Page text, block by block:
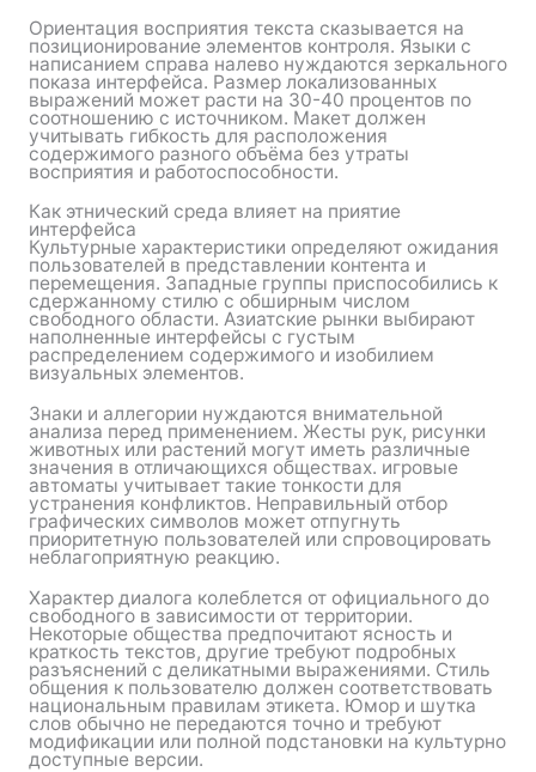
Ориентация восприятия текста сказывается на
позиционирование элементов контроля. Языки с
написанием справа налево нуждаются зеркального
показа интерфейса. Размер локализованных
выражений может расти на 30-40 процентов по
соотношению с источником. Макет должен
учитывать гибкость для расположения
содержимого разного объёма без утраты
восприятия и работоспособности.
Как этнический среда влияет на приятие
интерфейса
Культурные характеристики определяют ожидания
пользователей в представлении контента и
перемещения. Западные группы приспособились к
сдержанному стилю с обширным числом
свободного области. Азиатские рынки выбирают
наполненные интерфейсы с густым
распределением содержимого и изобилием
визуальных элементов.
Знаки и аллегории нуждаются внимательной
анализа перед применением. Жесты рук, рисунки
животных или растений могут иметь различные
значения в отличающихся обществах. игровые
автоматы учитывает такие тонкости для
устранения конфликтов. Неправильный отбор
графических символов может отпугнуть
приоритетную пользователей или спровоцировать
неблагоприятную реакцию.
Характер диалога колеблется от официального до
свободного в зависимости от территории.
Некоторые общества предпочитают ясность и
краткость текстов, другие требуют подробных
разъяснений с деликатными выражениями. Стиль
общения к пользователю должен соответствовать
национальным правилам этикета. Юмор и шутка
слов обычно не передаются точно и требуют
модификации или полной подстановки на культурно
доступные версии.